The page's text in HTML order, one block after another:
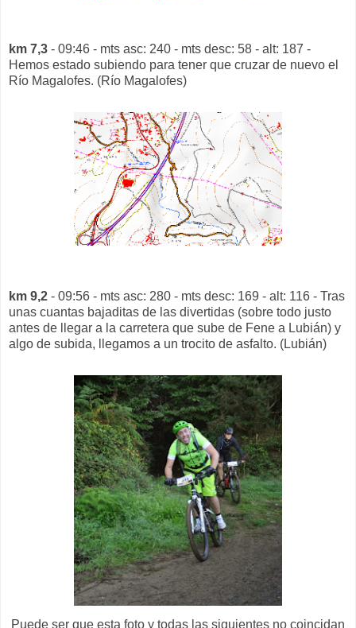
km 7,3 - 09:46 - mts asc: 240 - mts desc: 58 - alt: 187 -
Hemos estado subiendo para tener que cruzar de nuevo el
Río Magalofes. (Río Magalofes)
km 9,2 - 09:56 - mts asc: 280 - mts desc: 169 - alt: 116 - Tras
unas cuantas bajaditas de las divertidas (sobre todo justo
antes de llegar a la carretera que sube de Fene a Lubián) y
algo de subida, llegamos a un trocito de asfalto. (Lubián)
Puede ser que esta foto y todas las siguientes no coincidan